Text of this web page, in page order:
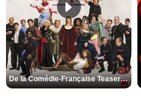
De la Comédie-Française Teaser (3) VF